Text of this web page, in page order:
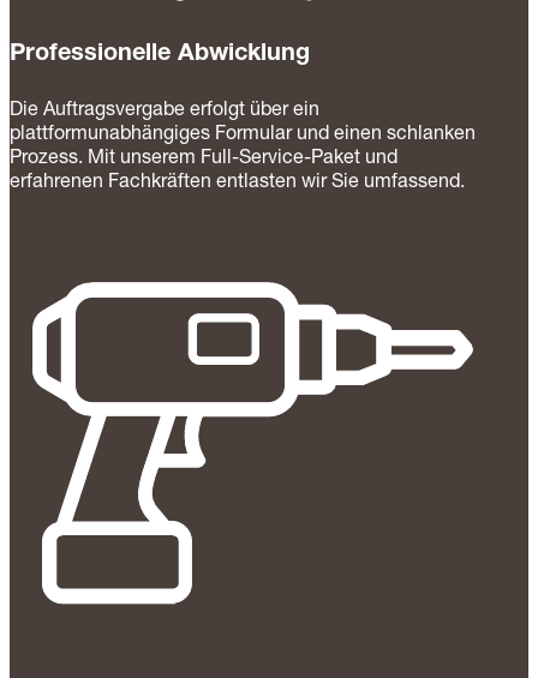
Professionelle Abwicklung
Die Auftragsvergabe erfolgt über ein
plattformunabhängiges Formular und einen schlanken
Prozess. Mit unserem Full-Service-Paket und
erfahrenen Fachkräften entlasten wir Sie umfassend.